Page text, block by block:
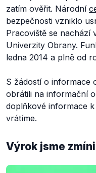
zatím ověřit. Národní
bezpečnosti vzniklo
Pracoviště se nachází
Univerzity Obrany.
ledna 2014 a plně od
S žádostí o informace
obrátili na informační
doplňkové informace
vrátíme.
Výrok jsme